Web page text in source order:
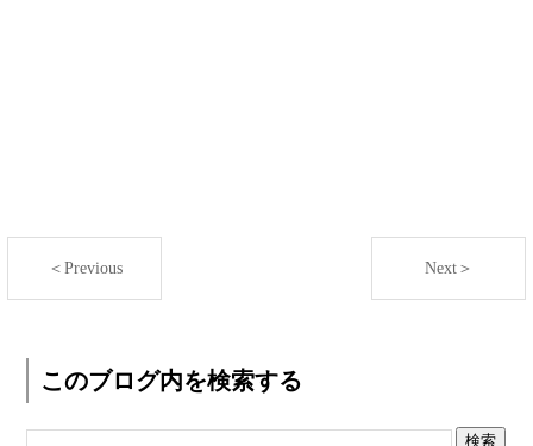
＜Previous Next＞
このブログ内を検索する